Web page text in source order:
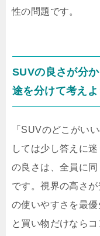
性の問題です。
SUVの良さが分
途を分けて考えよ
「SUVのどこがい
しては少し答えに
の良さは、全員に
です。視界の高さ
の使いやすさを最
と買い物だけなら